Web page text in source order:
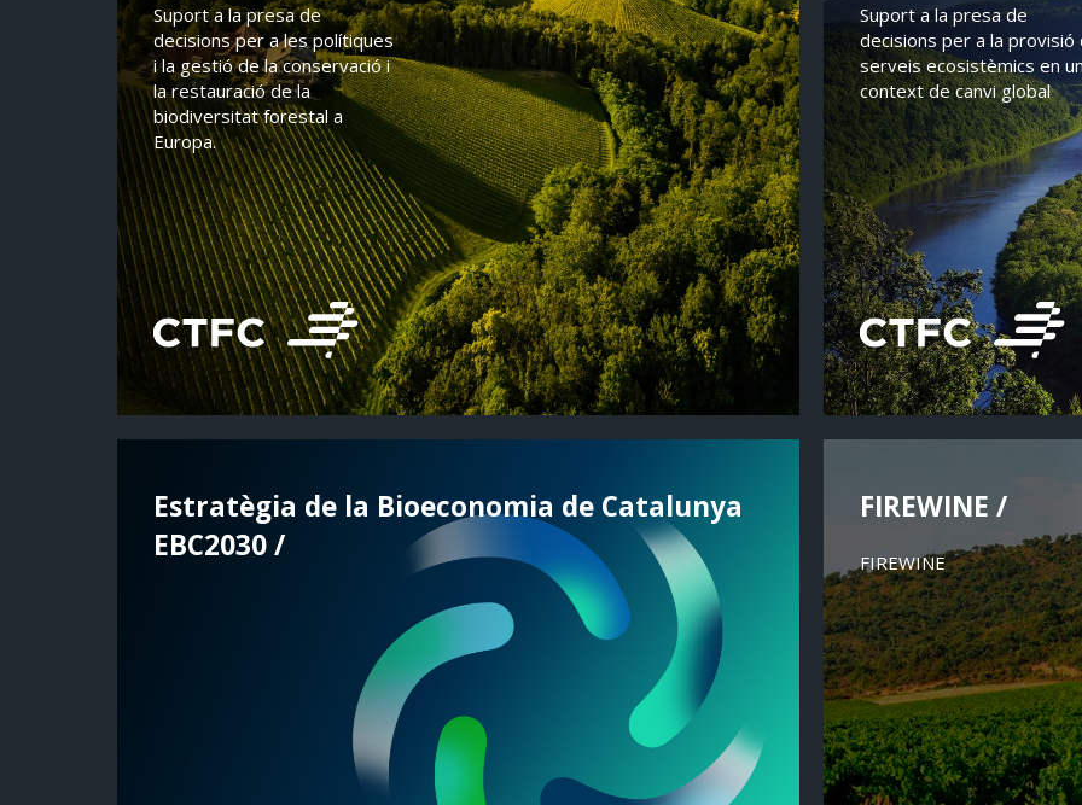
Suport a la presa de
decisions per a les polítiques
i la gestió de la conservació i
la restauració de la
biodiversitat forestal a
Europa.
Suport a la presa de
decisions per a la provisió
serveis ecosistèmics en
context de canvi global
Estratègia de la Bioeconomia de Catalunya
EBC2030 /
FIREWINE /
FIREWINE